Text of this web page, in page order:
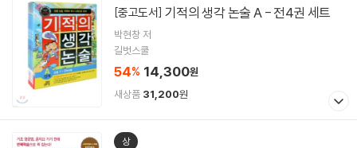
[중고도서] 기적의 생각 논술 A - 전4권 세트
박현창 저
길벗스쿨
54% 14,300원
새상품 31,200원
상